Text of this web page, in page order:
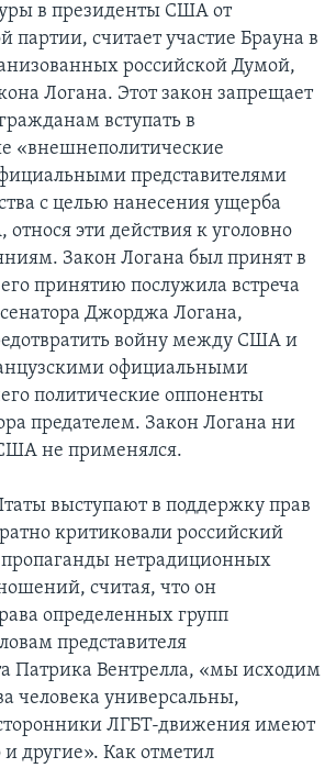
в президенты США от
партии, считает участие Брауна в
российской Думой,
Логана. Этот закон запрещает
вступать в
«внешнеполитические
представителями
с целью нанесения ущерба
эти действия к уголовно
Закон Логана был принят в
принятию послужила встреча
Джорджа Логана,
войну между США и
официальными
политические оппоненты
предателем. Закон Логана ни
не применялся.
выступают в поддержку прав
критиковали российский
пропаганды нетрадиционных
считая, что он
определенных групп
представителя
Патрика Вентрелла, «мы исходим
человека универсальны,
сторонники ЛГБТ-движения имеют
и другие». Как отметил